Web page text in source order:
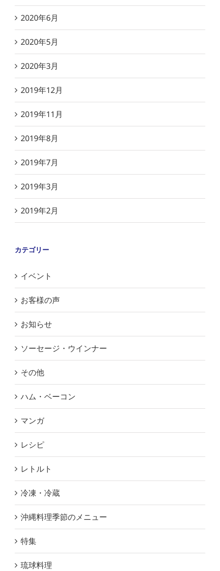
2020年6月
2020年5月
2020年3月
2019年12月
2019年11月
2019年8月
2019年7月
2019年3月
2019年2月
カテゴリー
イベント
お客様の声
お知らせ
ソーセージ・ウインナー
その他
ハム・ベーコン
マンガ
レシピ
レトルト
冷凍・冷蔵
沖縄料理季節のメニュー
特集
琉球料理